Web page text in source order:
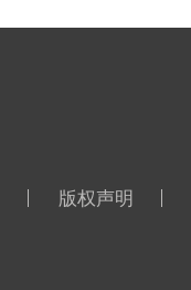
版权声明